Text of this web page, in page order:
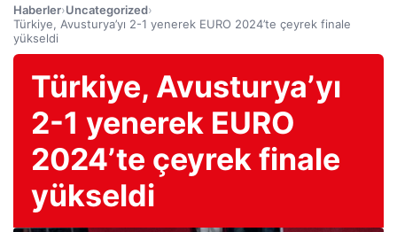
Haberler›Uncategorized›
Türkiye, Avusturya’yı 2-1 yenerek EURO 2024’te çeyrek finale
yükseldi
Türkiye, Avusturya’yı
2-1 yenerek EURO
2024’te çeyrek finale
yükseldi